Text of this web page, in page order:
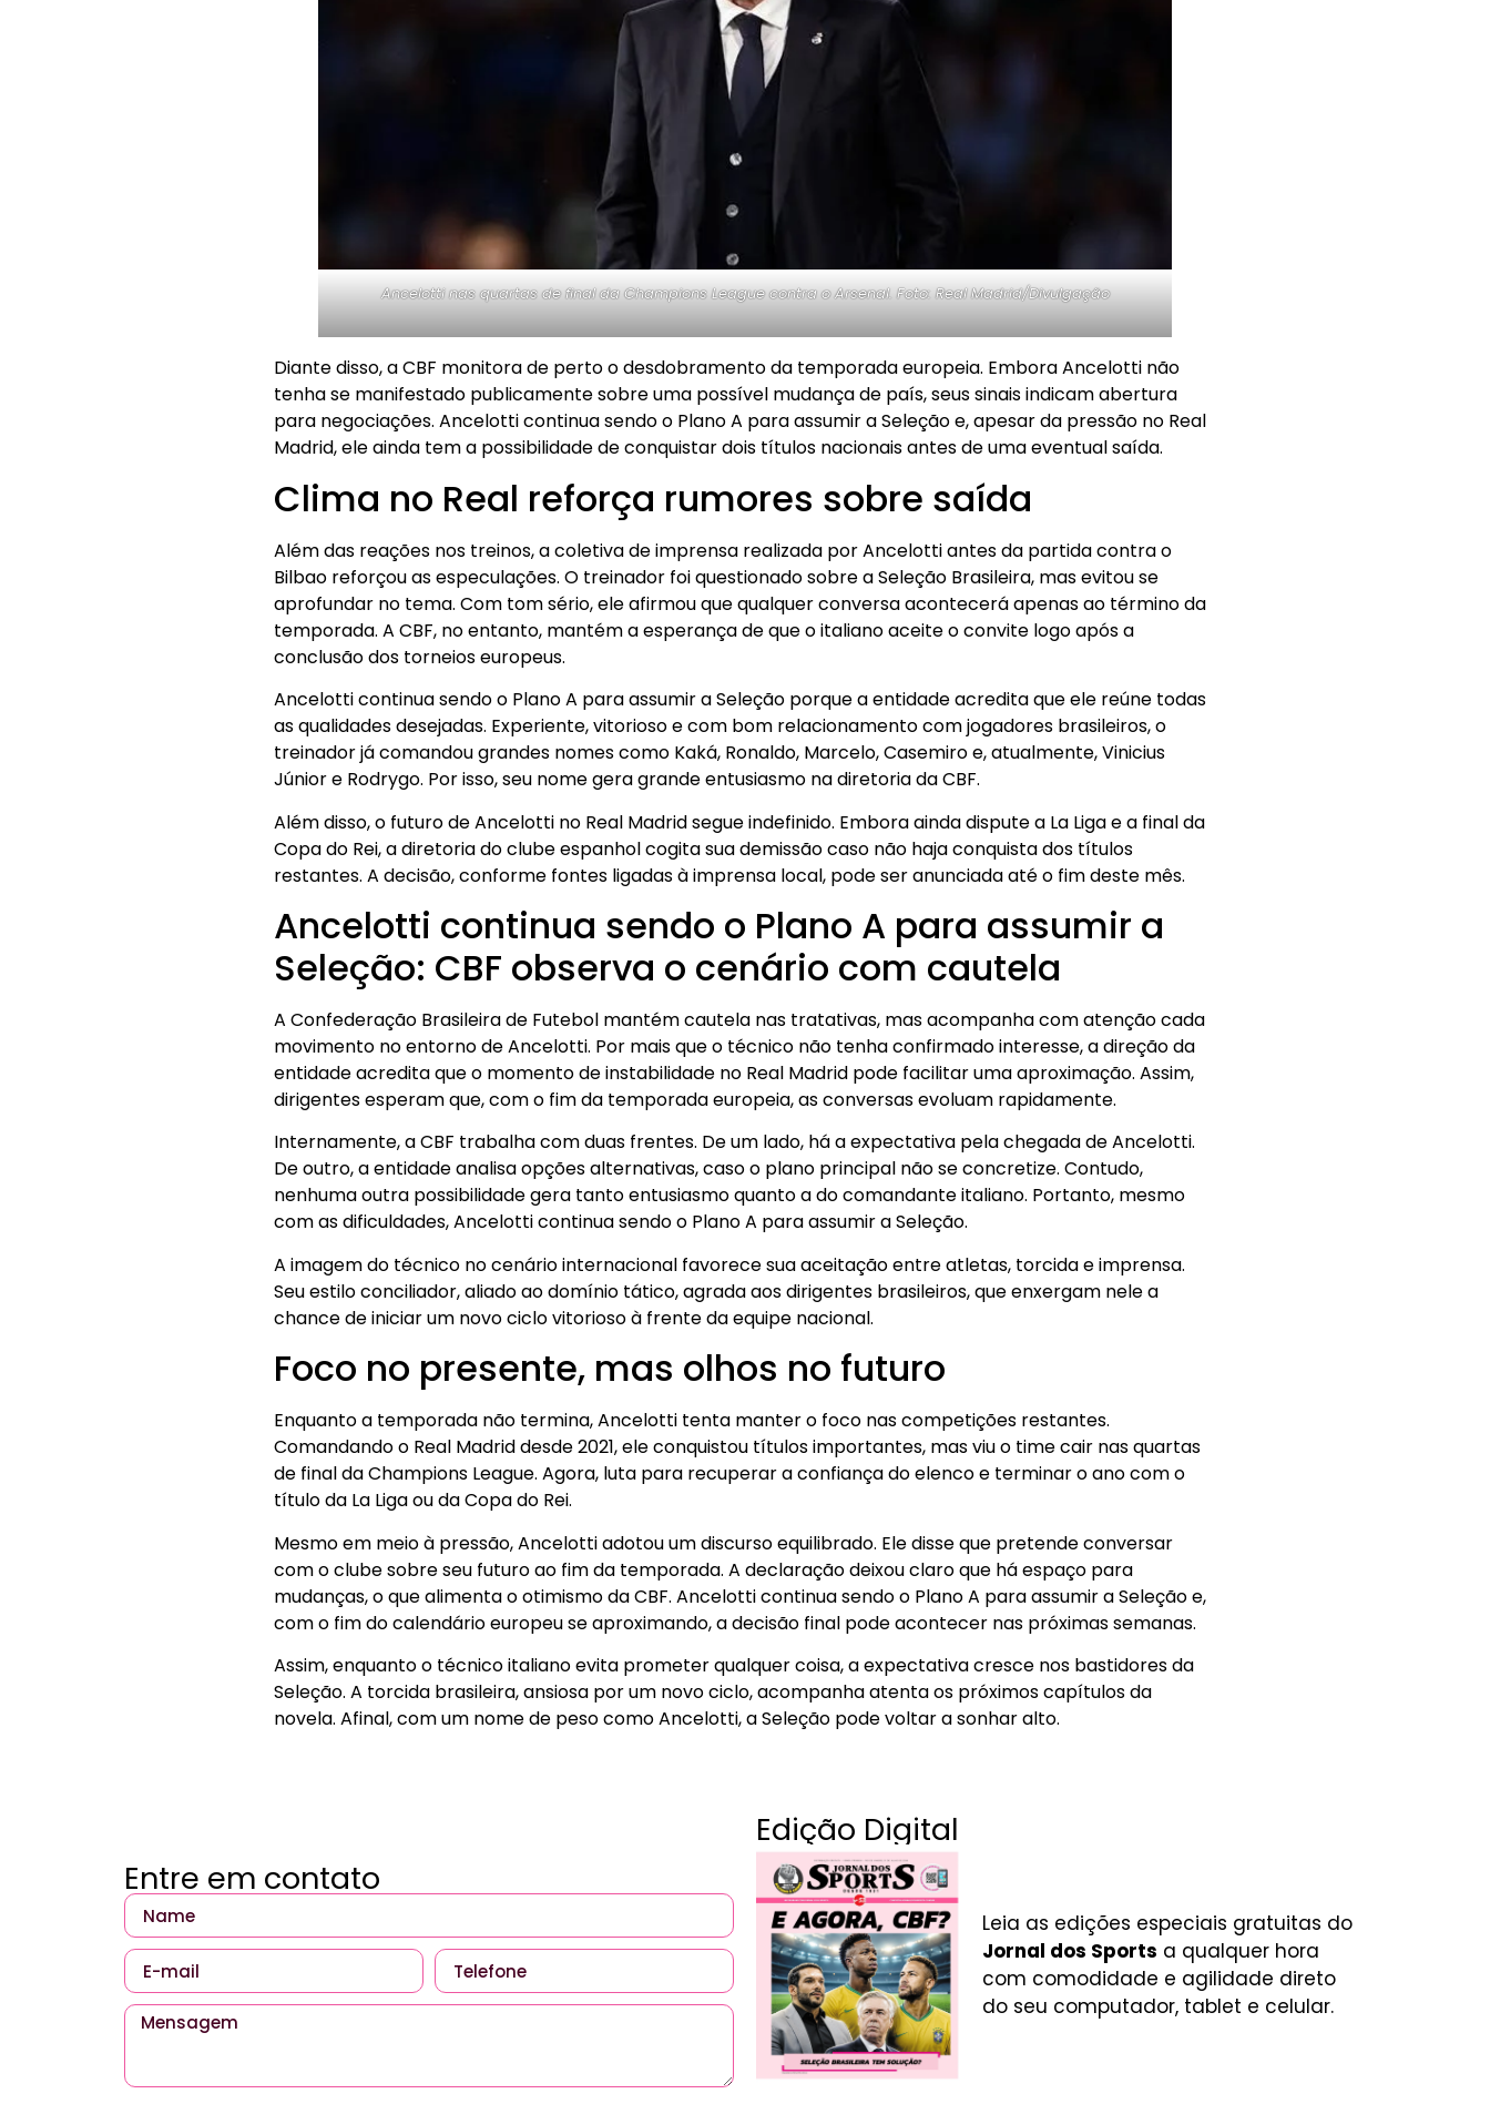
Ancelottinas quartas de final da Champions League contra o Arsenal. Foto: Real Madrid/Divulgação
Diante disso, a CBF monitora de perto o desdobramento da temporada europeia. Embora Ancelotti não
tenha se manifestado publicamente sobre uma possível mudança de país, seus sinais indicam abertura
para negociações. Ancelotti continua sendo o Plano A para assumir a Seleção e, apesar da pressão no Real
Madrid, ele ainda tem a possibilidade de conquistar dois títulos nacionais antes de uma eventual saída.
Clima no Real reforça rumores sobre saída
Além das reações nos treinos, a coletiva de imprensa realizada por Ancelotti antes da partida contra o
Bilbao reforçou as especulações. O treinador foi questionado sobre a Seleção Brasileira, mas evitou se
aprofundar no tema. Com tom sério, ele afirmou que qualquer conversa acontecerá apenas ao término da
temporada. A CBF, no entanto, mantém a esperança de que o italiano aceite o convite logo após a
conclusão dos torneios europeus.
Ancelotti continua sendo o Plano A para assumir a Seleção porque a entidade acredita que ele reúne todas
as qualidades desejadas. Experiente, vitorioso e com bom relacionamento com jogadores brasileiros, o
treinador já comandou grandes nomes como Kaká, Ronaldo, Marcelo, Casemiro e, atualmente, Vinicius
Júnior e Rodrygo. Por isso, seu nome gera grande entusiasmo na diretoria da CBF.
Além disso, o futuro de Ancelotti no Real Madrid segue indefinido. Embora ainda dispute a La Liga e a final da
Copa do Rei, a diretoria do clube espanhol cogita sua demissão caso não haja conquista dos títulos
restantes. A decisão, conforme fontes ligadas à imprensa local, pode ser anunciada até o fim deste mês.
Ancelotti continua sendo o Plano A para assumir a
Seleção: CBF observa o cenário com cautela
A Confederação Brasileira de Futebol mantém cautela nas tratativas, mas acompanha com atenção cada
movimento no entorno de Ancelotti. Por mais que o técnico não tenha confirmado interesse, a direção da
entidade acredita que o momento de instabilidade no Real Madrid pode facilitar uma aproximação. Assim,
dirigentes esperam que, com o fim da temporada europeia, as conversas evoluam rapidamente.
Internamente, a CBF trabalha com duas frentes. De um lado, há a expectativa pela chegada de Ancelotti.
De outro, a entidade analisa opções alternativas, caso o plano principal não se concretize. Contudo,
nenhuma outra possibilidade gera tanto entusiasmo quanto a do comandante italiano. Portanto, mesmo
com as dificuldades, Ancelotti continua sendo o Plano A para assumir a Seleção.
A imagem do técnico no cenário internacional favorece sua aceitação entre atletas, torcida e imprensa.
Seu estilo conciliador, aliado ao domínio tático, agrada aos dirigentes brasileiros, que enxergam nele a
chance de iniciar um novo ciclo vitorioso à frente da equipe nacional.
Foco no presente, mas olhos no futuro
Enquanto a temporada não termina, Ancelotti tenta manter o foco nas competições restantes.
Comandando o Real Madrid desde 2021, ele conquistou títulos importantes, mas viu o time cair nas quartas
de final da Champions League. Agora, luta para recuperar a confiança do elenco e terminar o ano com o
título da La Liga ou da Copa do Rei.
Mesmo em meio à pressão, Ancelotti adotou um discurso equilibrado. Ele disse que pretende conversar
com o clube sobre seu futuro ao fim da temporada. A declaração deixou claro que há espaço para
mudanças, o que alimenta o otimismo da CBF. Ancelotti continua sendo o Plano A para assumir a Seleção e,
com o fim do calendário europeu se aproximando, a decisão final pode acontecer nas próximas semanas.
Assim, enquanto o técnico italiano evita prometer qualquer coisa, a expectativa cresce nos bastidores da
Seleção. A torcida brasileira, ansiosa por um novo ciclo, acompanha atenta os próximos capítulos da
novela. Afinal, com um nome de peso como Ancelotti, a Seleção pode voltar a sonhar alto.
Entre em contato
Edição Digital
Leia as edições especiais gratuitas do
Jornal dos Sports a qualquer hora
com comodidade e agilidade direto
do seu computador, tablet e celular.